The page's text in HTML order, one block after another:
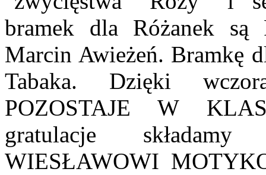
bramek dla Różanek są
Marcin Awieżeń. Bramkę
Tabaka. Dzięki
POZOSTAJE W
gratulacje
WIESŁAWOWI